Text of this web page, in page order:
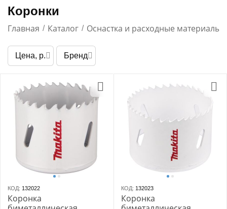
Коронки
Главная / Каталог / Оснастка и расходные материалы
Цена, р. Бренд
КОД: 132022
Коронка
КОД: 132023
Коронка